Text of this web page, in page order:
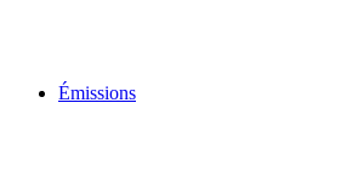
Émissions